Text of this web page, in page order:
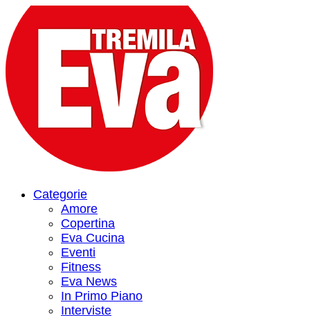
Categorie
Amore
Copertina
Eva Cucina
Eventi
Fitness
Eva News
In Primo Piano
Interviste